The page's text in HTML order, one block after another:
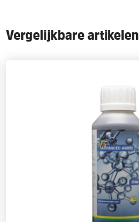
Vergelijkbare artikelen